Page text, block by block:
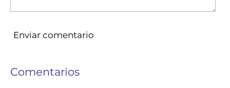
Enviar comentario
Comentarios